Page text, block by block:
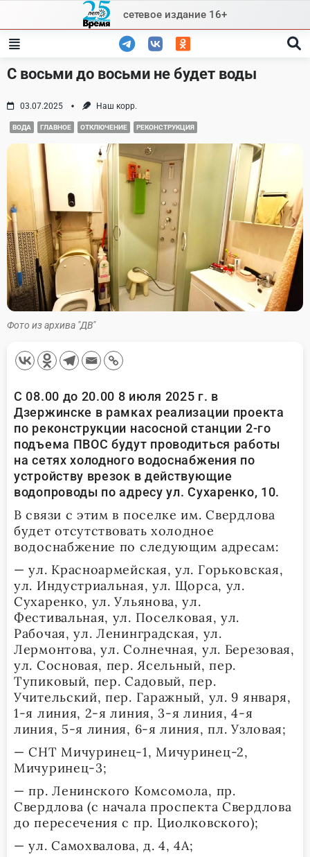
content
сетевое издание 16+
С восьми до восьми не будет воды
03.07.2025 Наш корр.
ВОДА ГЛАВНОЕ ОТКЛЮЧЕНИЕ РЕКОНСТРУКЦИЯ
Фото из архива "ДВ"
С 08.00 до 20.00 8 июля 2025 г. в
Дзержинске в рамках реализации проекта
по реконструкции насосной станции 2-го
подъема ПВОС будут проводиться работы
на сетях холодного водоснабжения по
устройству врезок в действующие
водопроводы по адресу ул. Сухаренко, 10.
В связи с этим в поселке им. Свердлова
будет отсутствовать холодное
водоснабжение по следующим адресам:
— ул. Красноармейская, ул. Горьковская,
ул. Индустриальная, ул. Щорса, ул.
Сухаренко, ул. Ульянова, ул.
Фестивальная, ул. Поселковая, ул.
Рабочая, ул. Ленинградская, ул.
Лермонтова, ул. Солнечная, ул. Березовая,
ул. Сосновая, пер. Ясельный, пер.
Тупиковый, пер. Садовый, пер.
Учительский, пер. Гаражный, ул. 9 января,
1-я линия, 2-я линия, 3-я линия, 4-я
линия, 5-я линия, 6-я линия, пл. Узловая;
— СНТ Мичуринец-1, Мичуринец-2,
Мичуринец-3;
— пр. Ленинского Комсомола, пр.
Свердлова (с начала проспекта Свердлова
до пересечения с пр. Циолковского);
— ул. Самохвалова, д. 4, 4А;